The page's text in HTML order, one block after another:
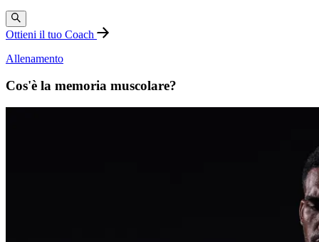
Ottieni il tuo Coach
Allenamento
Cos'è la memoria muscolare?